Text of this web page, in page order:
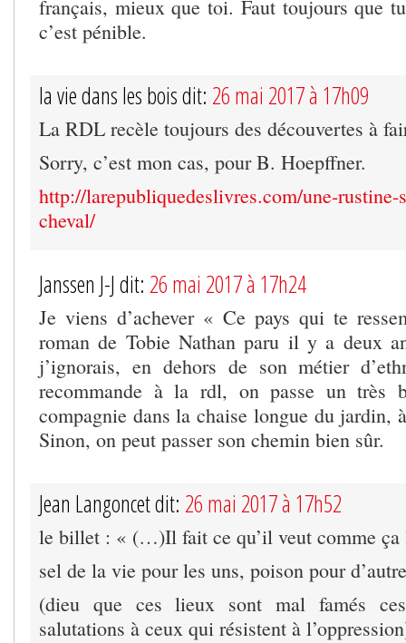
français, mieux que toi. Faut toujours que
c’est pénible.
la vie dans les bois dit: 26 mai 2017 à 17h09
La RDL recèle toujours des découvertes à
Sorry, c’est mon cas, pour B. Hoepffner.
http://larepubliquedeslivres.com/une-
cheval/
Janssen J-J dit: 26 mai 2017 à 17h24
Je viens d’achever « Ce pays qui te
roman de Tobie Nathan paru il y a deux
j’ignorais, en dehors de son métier
recommande à la rdl, on passe un très
compagnie dans la chaise longue du jardin,
Sinon, on peut passer son chemin bien sûr.
Jean Langoncet dit: 26 mai 2017 à 17h52
le billet : « (…)Il fait ce qu’il veut comme
sel de la vie pour les uns, poison pour
(dieu que ces lieux sont mal famés
salutations à ceux qui résistent à